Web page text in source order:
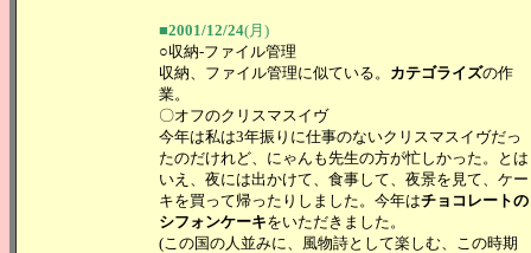
■2001/12/24(月)
○収納-ファイル管理
収納、ファイル管理に似ている。 カテゴライズの作
業。
〇オフのクリスマスイヴ
今年は私は3年振りに仕事のないクリスマスイヴだっ
たのだけれど、にゃんも先生の方が忙しかった。とは
いえ、夜には出かけて、食事して、夜景を見て、ケー
キを買って帰ったりしました。今年はチョコレートの
シフォンケーキをいただきました。
(この国の人並みに、風物詩として楽しむ、この時期